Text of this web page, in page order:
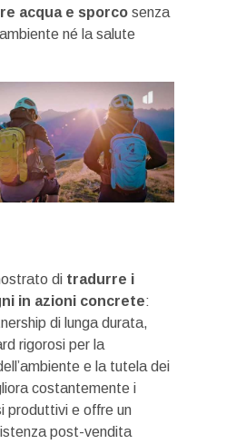
acqua e sporco senza
né la salute
di tradurre i
in azioni concrete:
di lunga durata,
rigorosi per la
e la tutela dei
costantemente i
produttivi e offre un
post-vendita